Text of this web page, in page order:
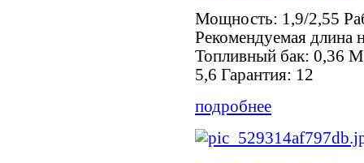
Мощность: 1,9/2,55
Рекомендуемая
Топливный бак: 0,36
5,6 Гарантия: 12
подробнее